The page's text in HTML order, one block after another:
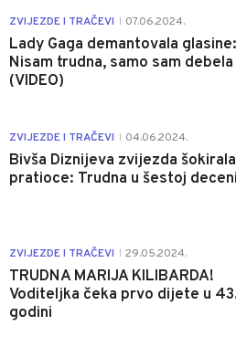
ZVIJEZDE I TRAČEVI 07.06.2024.
Lady Gaga demantovala glasine:
Nisam trudna, samo sam debela
(VIDEO)
ZVIJEZDE I TRAČEVI 04.06.2024.
Bivša Diznijeva zvijezda šokirala
pratioce: Trudna u šestoj
ZVIJEZDE I TRAČEVI 29.05.2024.
TRUDNA MARIJA KILIBARDA!
Voditeljka čeka prvo dijete u
godini